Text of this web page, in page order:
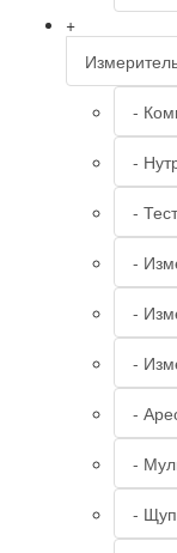
+
-
-
-
-
-
-
-
-
-